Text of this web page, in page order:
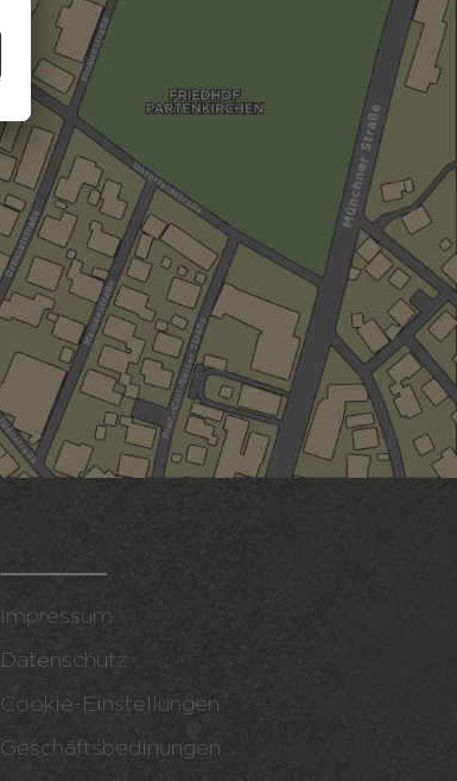
Impressum
Datenschutz
Cookie-Einstellungen
Geschäftsbedinungen